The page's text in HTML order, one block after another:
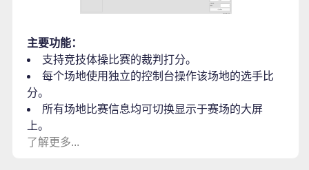
主要功能：
支持竞技体操比赛的裁判打分。
每个场地使用独立的控制台操作该场地的选手比
分。
所有场地比赛信息均可切换显示于赛场的大屏
上。
了解更多...